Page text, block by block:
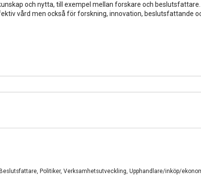
och nytta, till exempel mellan forskare och beslutsfattare.
vård men också för forskning, innovation, beslutsfattande
Politiker, Verksamhetsutveckling, Upphandlare/inköp/